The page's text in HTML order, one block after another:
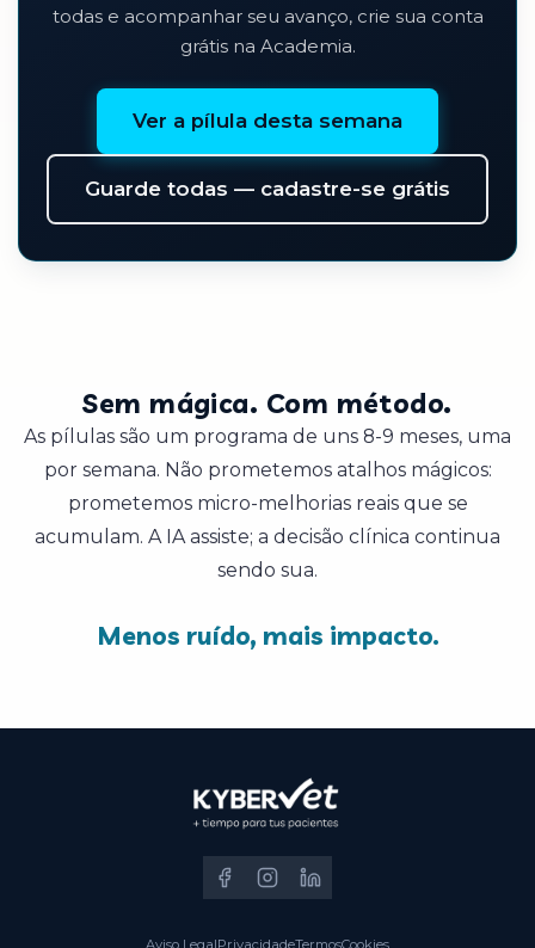
todas e acompanhar seu avanço, crie sua conta
grátis na Academia.
Ver a pílula desta semana
Guarde todas — cadastre-se grátis
Sem mágica. Com método.
As pílulas são um programa de uns 8-9 meses, uma
por semana. Não prometemos atalhos mágicos:
prometemos micro-melhorias reais que se
acumulam. A IA assiste; a decisão clínica continua
sendo sua.
Menos ruído, mais impacto.
Aviso LegalPrivacidadeTermosCookies